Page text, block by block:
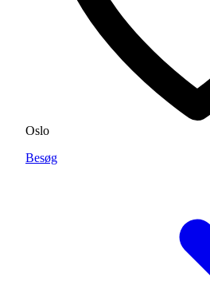
Oslo
Besøg